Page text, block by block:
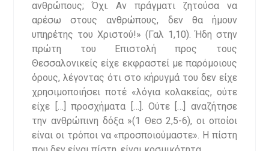
ανθρώπους; Όχι. Αν πράγματι ζητούσα να
αρέσω στους ανθρώπους, δεν θα ήμουν
υπηρέτης του Χριστού!» (Γαλ 1,10). Ήδη στην
πρώτη του Επιστολή προς τους
Θεσσαλονικείς είχε εκφραστεί με παρόμοιους
όρους, λέγοντας ότι στο κήρυγμά του δεν είχε
χρησιμοποιήσει ποτέ «λόγια κολακείας, ούτε
είχε […] προσχήματα […]. Ούτε […] αναζήτησε
την ανθρώπινη δόξα »(1 Θεσ 2,5-6), οι οποίοι
είναι οι τρόποι να «προσποιούμαστε». Η πίστη